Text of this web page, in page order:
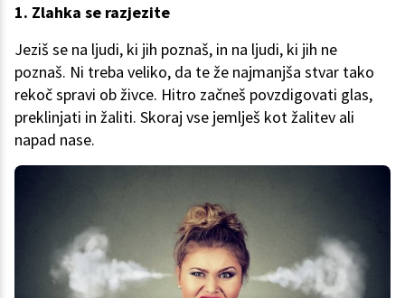
1. Zlahka se razjezite
Jeziš se na ljudi, ki jih poznaš, in na ljudi, ki jih ne
poznaš. Ni treba veliko, da te že najmanjša stvar tako
rekoč spravi ob živce. Hitro začneš povzdigovati glas,
preklinjati in žaliti. Skoraj vse jemlješ kot žalitev ali
napad nase.